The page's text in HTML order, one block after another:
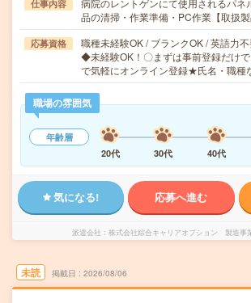
仕事内容
病院のレントゲンにて使用されるパネ
品の清掃・作業準備・PC作業【取扱
応募資格
職種未経験OK / ブランクOK / 英語力
◆未経験OK！〇まずは事前登録だけ
で気軽にオンライン登録★氏名・職
職場の雰囲気
年齢層
20代
30代 40代
気になる! 応募へ進む
派遣会社 株式会社綜合キャリアオプション 製造事
未読 掲載日 2026/08/06